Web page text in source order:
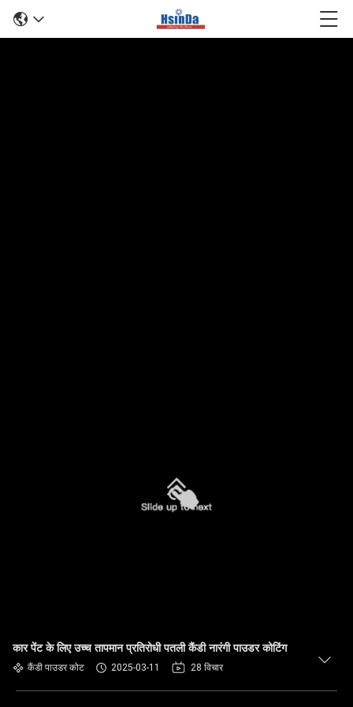
कार पेंट के लिए उच्च तापमान प्रतिरोधी पतली कैंडी नारंगी पाउडर कोटिंग
कैंडी पाउडर कोट 2025-03-11 28 विचार